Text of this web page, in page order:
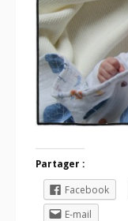
Partager :
Facebook
E-mail